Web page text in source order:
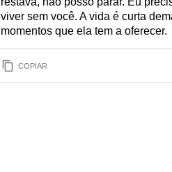
viver sem você. A vida é curta
momentos que ela tem a oferecer.
COPIAR